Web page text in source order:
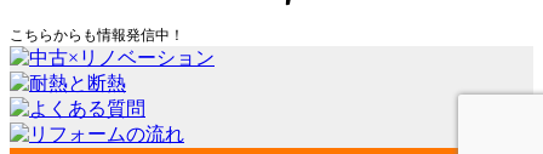
こちらからも情報発信中！